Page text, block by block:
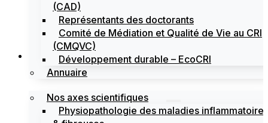
(CAD)
Représentants des doctorants
Comité de Médiation et Qualité de Vie au CRI
(CMQVC)
Développement durable – EcoCRI
Annuaire
Recherche
Nos axes scientifiques
Physiopathologie des maladies inflammatoires